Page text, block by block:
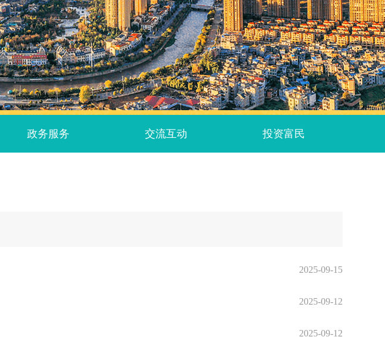
政务服务 交流互动 投资富民
2025-09-15
2025-09-12
2025-09-12